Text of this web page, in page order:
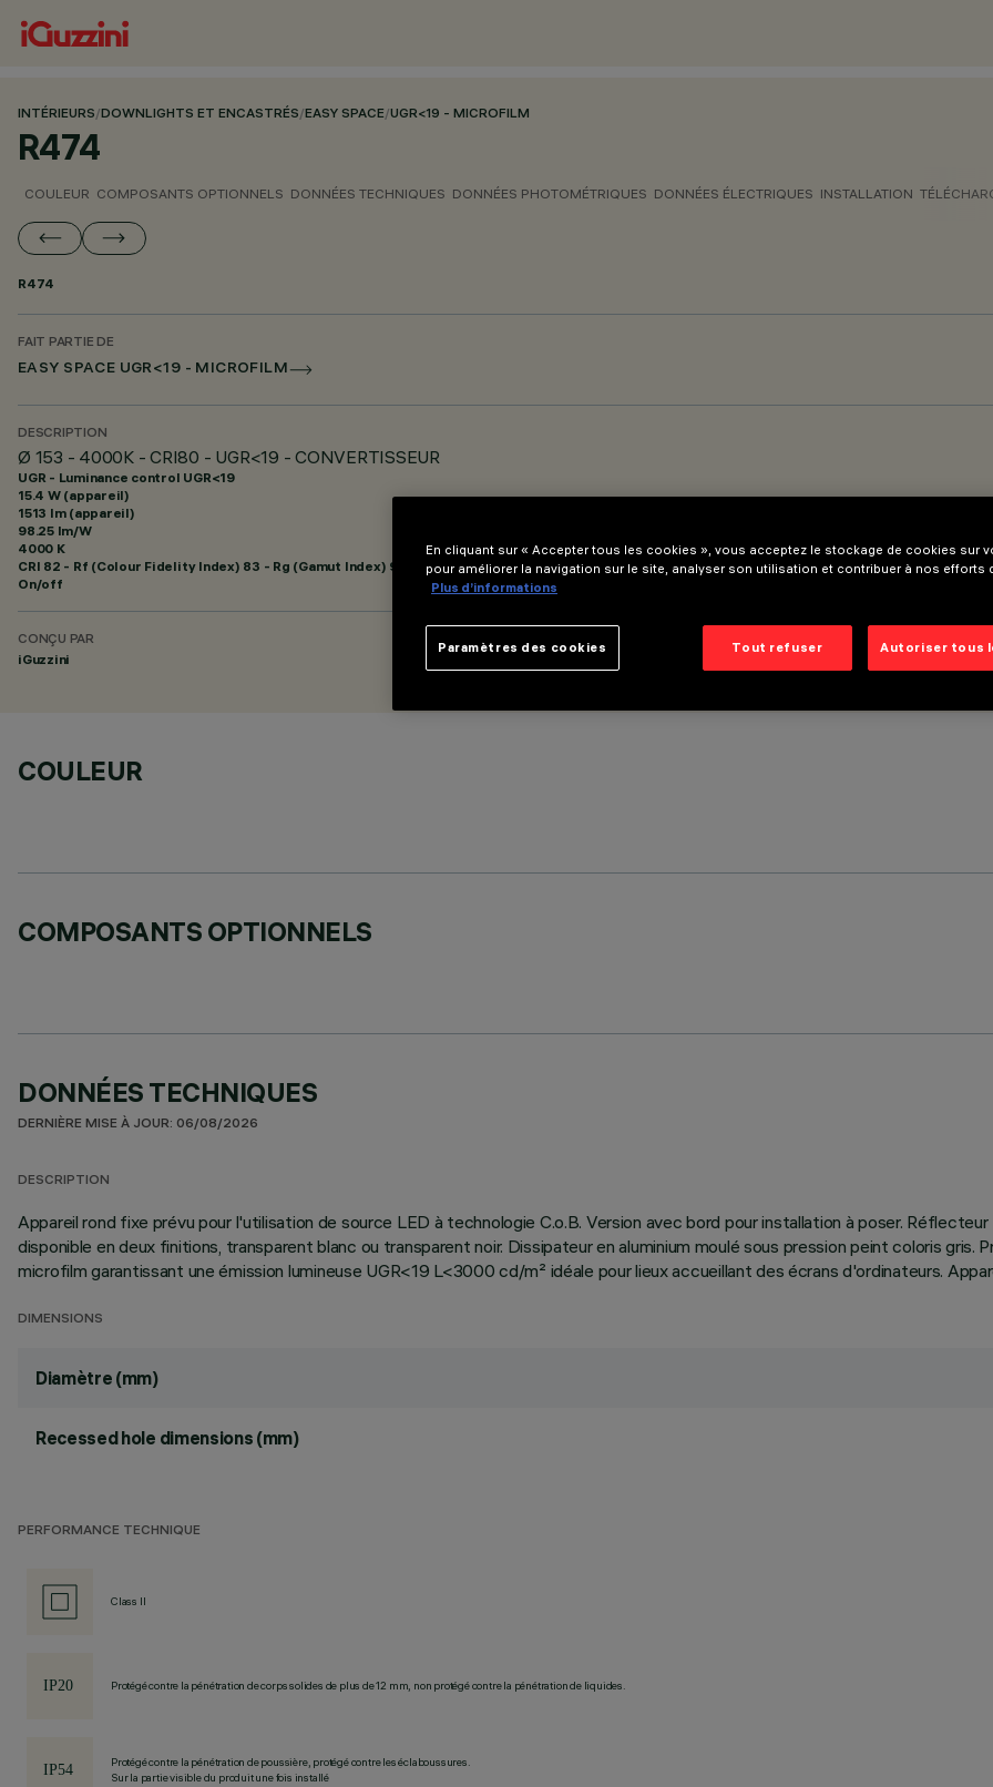
INTÉRIEURS/DOWNLIGHTS ET ENCASTRÉS/EASY SPACE/UGR<19 - MICROFILM
R474
COULEUR COMPOSANTS OPTIONNELS DONNÉES TECHNIQUES DONNÉES PHOTOMÉTRIQUES DONNÉES ÉLECTRIQUES INSTALLATION
R474
FAIT PARTIE DE
EASY SPACE UGR<19 - MICROFILM
DESCRIPTION
Ø 153 - 4000K - CRI80 - UGR<19 - CONVERTISSEUR
UGR - Luminance control UGR<19
15.4 W (appareil)
1513 lm (appareil)
98.25 lm/W
4000 K
CRI 82 - Rf (Colour Fidelity Index) 83 - Rg (Gamut Index) 94
On/off
CONÇU PAR
iGuzzini
COULEUR
COMPOSANTS OPTIONNELS
DONNÉES TECHNIQUES
DERNIÈRE MISE À JOUR: 06/08/2026
DESCRIPTION
Appareil rond fixe prévu pour l'utilisation de source LED à technologie C.o.B. Version avec bord pour installation à poser.
disponible en deux finitions, transparent blanc ou transparent noir. Dissipateur en aluminium moulé sous pression peint coloris
microfilm garantissant une émission lumineuse UGR<19 L<3000 cd/m² idéale pour lieux accueillant des écrans d'ordinateurs.
DIMENSIONS
Diamètre (mm)
Recessed hole dimensions (mm)
PERFORMANCE TECHNIQUE
Class II
Protégé contre la pénétration de corps solides de plus de 12 mm, non protégé contre la pénétration de liquides.
Protégé contre la pénétration de poussière, protégé contre les éclaboussures.
Sur la partie visible du produit une fois installé
En cliquant sur « Accepter tous les cookies », vous acceptez le stockage de cookies sur
pour améliorer la navigation sur le site, analyser son utilisation et contribuer à nos efforts
Plus d’informations
Tout refuser Autoriser tous
Paramètres des cookies